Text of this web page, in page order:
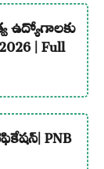
ఉద్యోగాలకు
| Full
PNB